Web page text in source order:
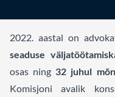
2022. aastal on
seaduse
osas ning 32 juhul
Komisjoniavalik